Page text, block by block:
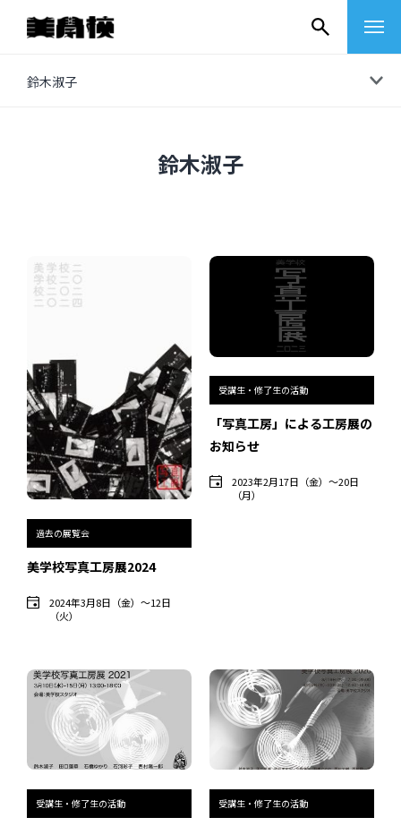
鈴木淑子
イベントレポート
インタビュー
受講生・修了生の活動
展覧会アーカイブ
座談会
講座レポート
連載・コラム
未分類
近日開催のイベント・オープン講座・展覧会
イベント
オープン講座
鈴木淑子
過去の展覧会
美学校写真工房展2024
2024年3月8日（金）〜12日
（火）
受講生・修了生の活動
「写真工房」による工房展の
お知らせ
2023年2月17日（金）〜20日
（月）
受講生・修了生の活動 受講生・修了生の活動